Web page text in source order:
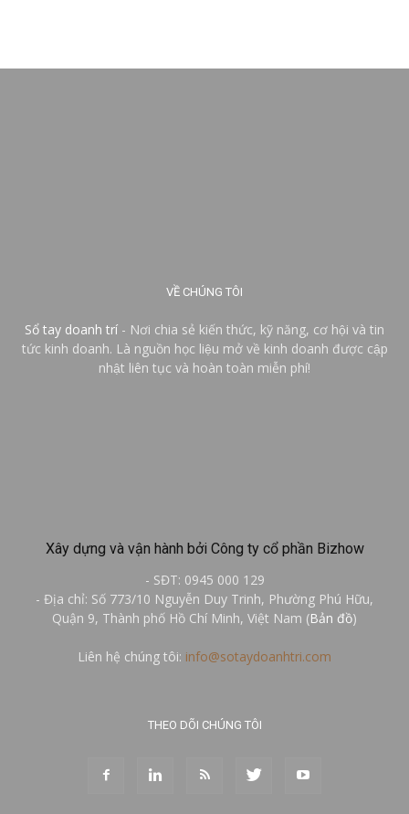
VỀ CHÚNG TÔI
Sổ tay doanh trí - Nơi chia sẻ kiến thức, kỹ năng, cơ hội và tin
tức kinh doanh. Là nguồn học liệu mở về kinh doanh được cập
nhật liên tục và hoàn toàn miễn phí!
Xây dựng và vận hành bởi Công ty cổ phần Bizhow
- SĐT: 0945 000 129
- Địa chỉ: Số 773/10 Nguyễn Duy Trinh, Phường Phú Hữu,
Quận 9, Thành phố Hồ Chí Minh, Việt Nam (Bản đồ)
Liên hệ chúng tôi: info@sotaydoanhtri.com
THEO DÕI CHÚNG TÔI